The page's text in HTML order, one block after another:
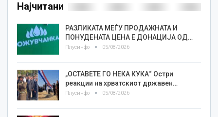
Најчитани
РАЗЛИКАТА МЕЃУ ПРОДАЖНАТА И
ПОНУДЕНАТА ЦЕНА Е ДОНАЦИЈА ОД…
Плусинфо 05/08/2026
„ОСТАВЕТЕ ГО НЕКА КУКА“ Остри
реакции на хрватскиот државен…
Плусинфо 05/08/2026